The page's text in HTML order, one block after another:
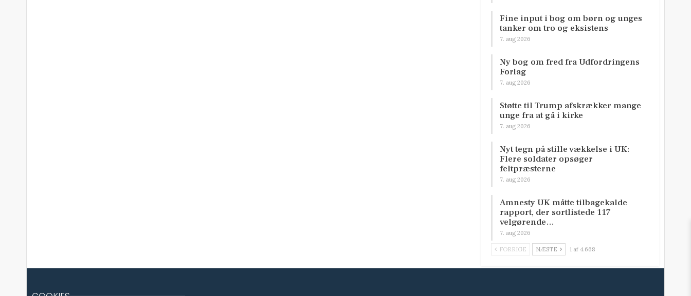
Fine input i bog om børn og unges
tanker om tro og eksistens
7. aug 2026
Ny bog om fred fra Udfordringens
Forlag
7. aug 2026
Støtte til Trump afskrækker mange
unge fra at gå i kirke
7. aug 2026
Nyt tegn på stille vækkelse i UK:
Flere soldater opsøger
feltpræsterne
7. aug 2026
Amnesty UK måtte tilbagekalde
rapport, der sortlistede 117
velgørende…
7. aug 2026
FORRIGE NÆSTE 1 af 4.668